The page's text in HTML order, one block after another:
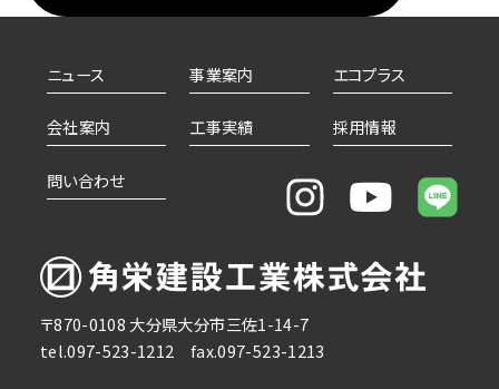
ニュース 事業案内 エコプラス
会社案内 工事実績 採用情報
問い合わせ
〒870-0108 大分県大分市三佐1-14-7
tel.097-523-1212 fax.097-523-1213